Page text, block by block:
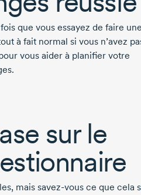
que vous essayez de faire
à fait normal si vous n’avez
vous aider à planifier votre
sur le
mais savez-vous ce que cela